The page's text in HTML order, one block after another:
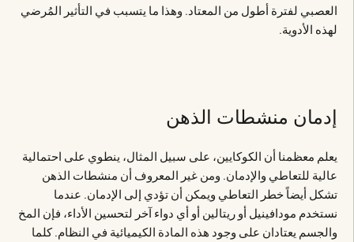
العصبي لفترة أطول من المعتاد. وهذا ما يتسبب في التأثير المُرضي
لهذه الأدوية.
إدمان منشطات الذهن
يعلم معظمنا أن الكوكايين، على سبيل المثال، ينطوي على احتمالية
عالية للتعاطي والإدمان. ومن غير المعروف أن منشطات الذهن
تشكل أيضاً خطر التعاطي ويمكن أن تؤدي إلى الإدمان. عندما
نستخدم مودافينيل أو ريتالين أو أي دواء آخر لتحسين الأداء، فإن المخ
والجسم يعتادان على وجود هذه المادة الكيميائية في النظام. كلما